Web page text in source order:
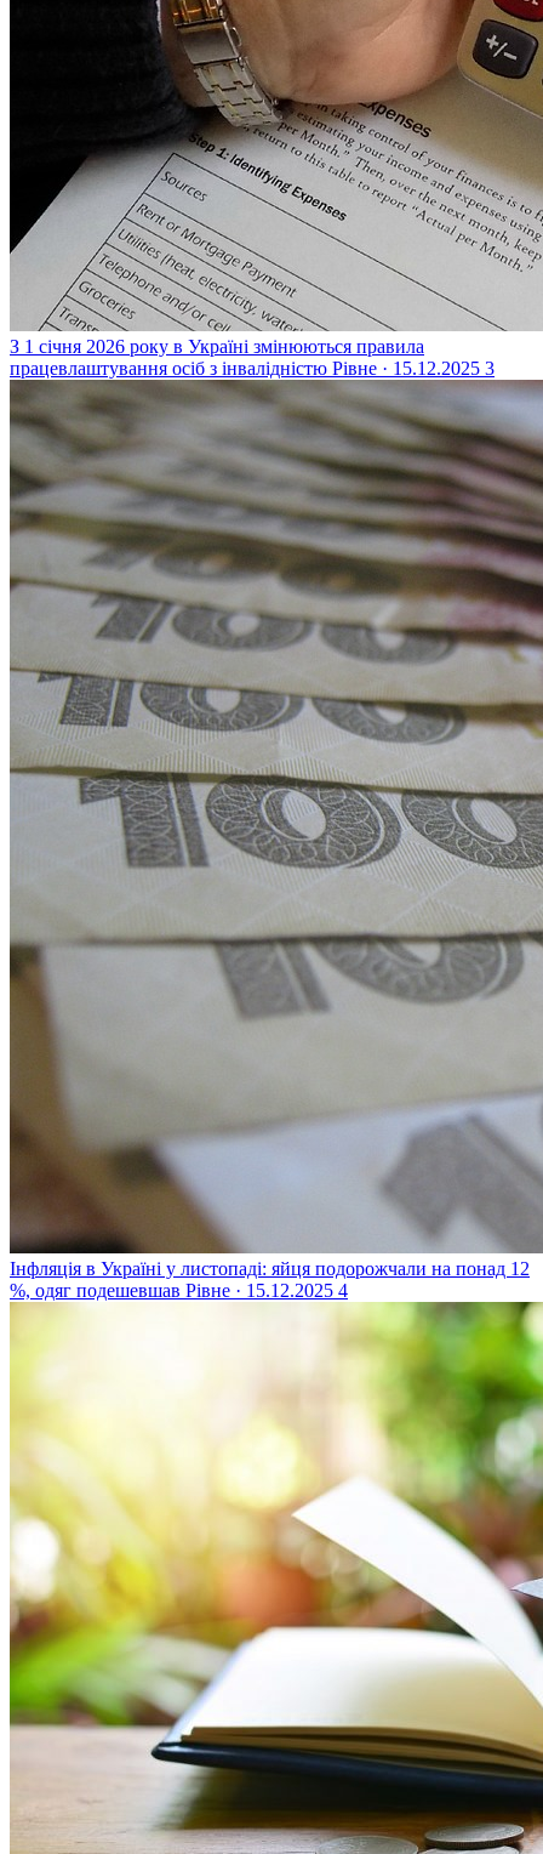
З 1 січня 2026 року в Україні змінюються правила
працевлаштування осіб з інвалідністю Рівне · 15.12.2025 3
Інфляція в Україні у листопаді: яйця подорожчали на понад 12
%, одяг подешевшав Рівне · 15.12.2025 4